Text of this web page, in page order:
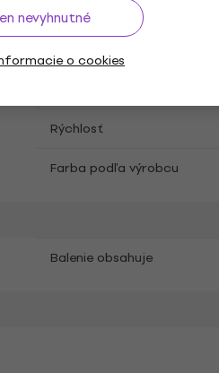
nevyhnutné
o cookies
Rýchlosť
Farba podľa výrobcu
Balenie obsahuje